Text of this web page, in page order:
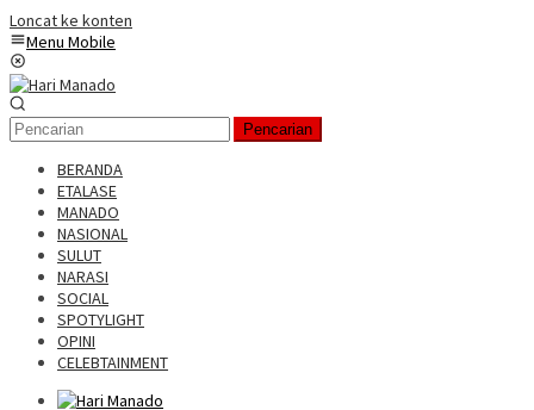
Loncat ke konten
Menu Mobile
Pencarian
BERANDA
ETALASE
MANADO
NASIONAL
SULUT
NARASI
SOCIAL
SPOTYLIGHT
OPINI
CELEBTAINMENT